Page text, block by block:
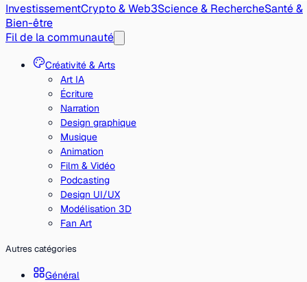
InvestissementCrypto & Web3Science & RechercheSanté &
Bien-être
Fil de la communauté
Créativité & Arts
Art IA
Écriture
Narration
Design graphique
Musique
Animation
Film & Vidéo
Podcasting
Design UI/UX
Modélisation 3D
Fan Art
Autres catégories
Général